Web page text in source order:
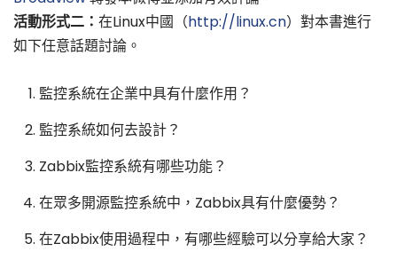
活動形式二： 在Linux中國（http://linux.cn）對本書進行
如下任意話題討論。
監控系統在企業中具有什麼作用？
監控系統如何去設計？
Zabbix監控系統有哪些功能？
在眾多開源監控系統中，Zabbix具有什麼優勢？
在Zabbix使用過程中，有哪些經驗可以分享給大家？